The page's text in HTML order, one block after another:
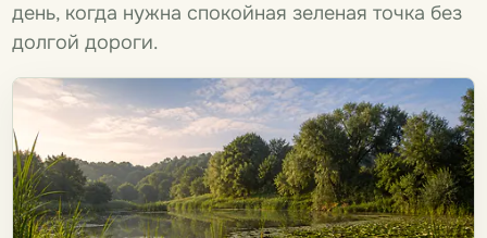
день, когда нужна спокойная зеленая точка без
долгой дороги.